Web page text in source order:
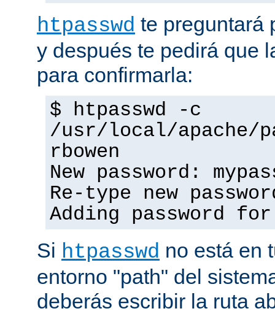
htpasswd te preguntará
y después te pedirá que
para confirmarla:
$ htpasswd -c
/usr/local/apache/
rbowen
New password:
Re-type new
Adding password
Si htpasswd no está en
entorno "path" del
deberás escribir la ruta